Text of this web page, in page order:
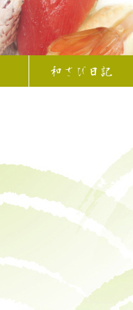
和さび日記